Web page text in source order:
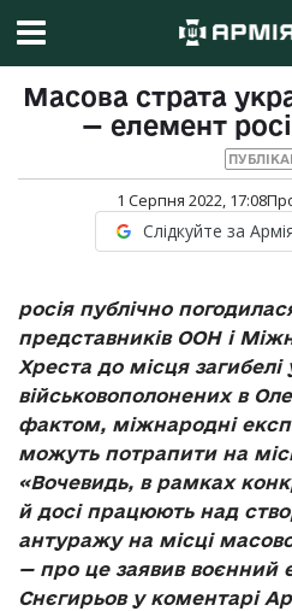
Масова страта
— елемент
1 Серпня 2022, 17:08
Слідкуйте за
росія публічно
представників ООН і
Хреста до місця загибелі
військовополонених в
фактом, міжнародні
можуть потрапити на
«Вочевидь, в рамках
й досі працюють над
антуражу на місці
— про це заявив воєнний
Снєгирьов у коментарі